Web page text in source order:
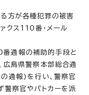
方が各種犯罪の被害
クス110番・メール
番通報の補助的手段と
広島県警察本部総合通
通報)を行い、警察官
警察官やパトカーを派